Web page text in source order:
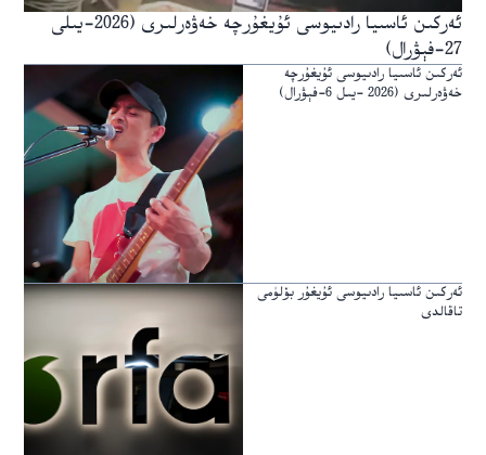
ئەركىن ئاسىيا رادىيوسى ئۇيغۇرچە خەۋەرلىرى (2026-يىلى
27-فېۋرال)
ئەركىن ئاسىيا رادىيوسى ئۇيغۇرچە
خەۋەرلىرى (2026 -يىل 6-فېۋرال)
ئەركىن ئاسىيا رادىيوسى ئۇيغۇر بۆلۈمى
تاقالدى